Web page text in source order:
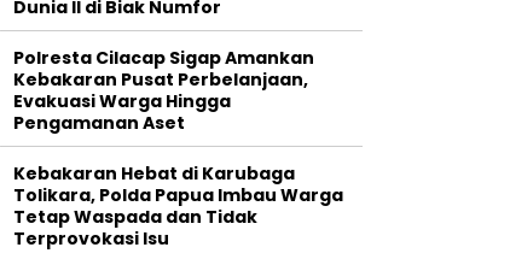
Dunia II di Biak Numfor
Polresta Cilacap Sigap Amankan
Kebakaran Pusat Perbelanjaan,
Evakuasi Warga Hingga
Pengamanan Aset
Kebakaran Hebat di Karubaga
Tolikara, Polda Papua Imbau Warga
Tetap Waspada dan Tidak
Terprovokasi Isu